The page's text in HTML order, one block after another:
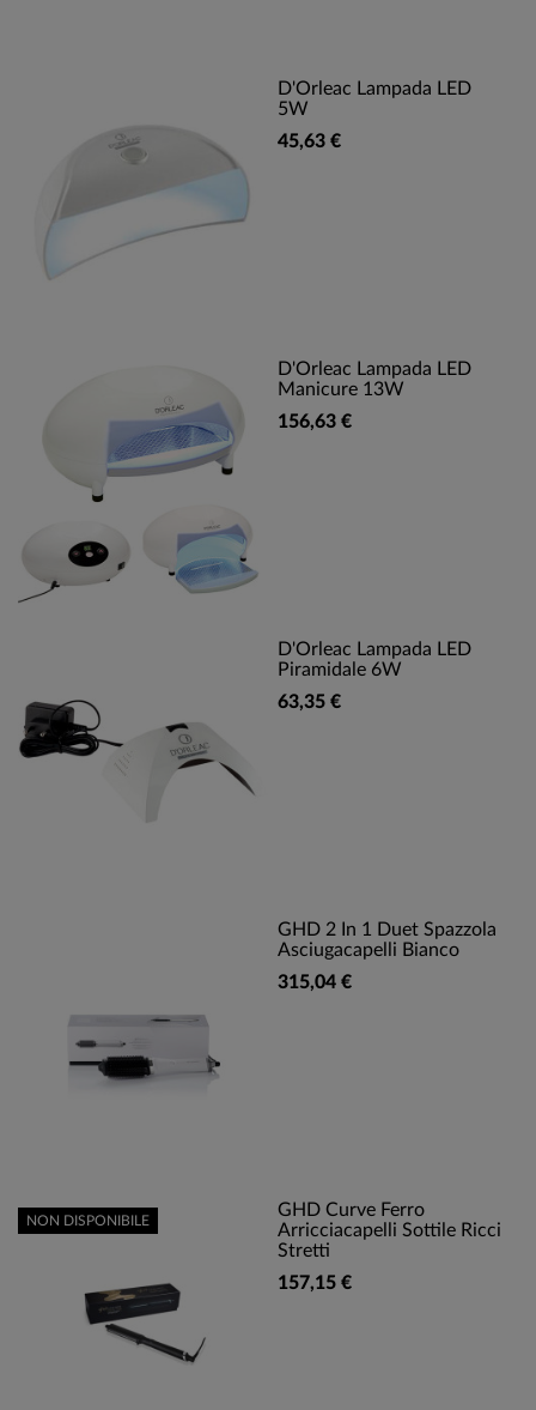
D'Orleac Lampada LED
5W
45,63 €
D'Orleac Lampada LED
Manicure 13W
156,63 €
D'Orleac Lampada LED
Piramidale 6W
63,35 €
GHD 2 In 1 Duet Spazzola
Asciugacapelli Bianco
315,04 €
GHD Curve Ferro
Arricciacapelli Sottile Ricci
Stretti
157,15 €
NON DISPONIBILE